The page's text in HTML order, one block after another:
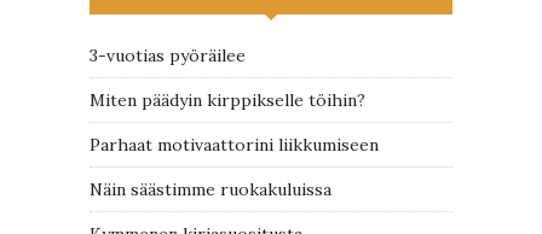
3-vuotias pyöräilee
Miten päädyin kirppikselle töihin?
Parhaat motivaattorini liikkumiseen
Näin säästimme ruokakuluissa